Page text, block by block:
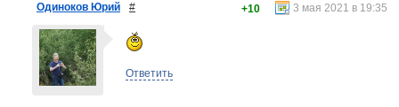
Одиноков Юрий # 3 мая 2021 в 19:35
+10
Ответить